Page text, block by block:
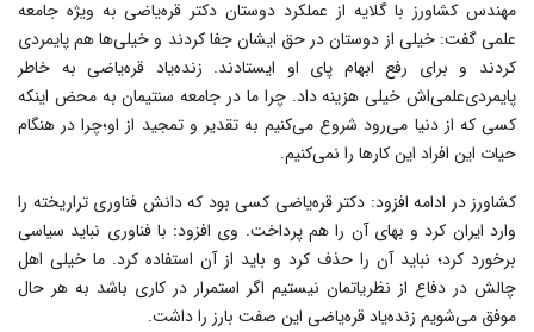
مهندس کشاورز با گلایه از عملکرد دوستان دکتر قره‌یاضی به ویژه جامعه
علمی گفت: خیلی از دوستان در حق ایشان جفا کردند و خیلی‌ها هم پایمردی
کردند و برای رفع ابهام پای او ایستادند. زنده‌یاد قره‌یاضی به خاطر
پایمردی‌علمی‌اش خیلی هزینه داد. چرا ما در جامعه سنتیمان به محض اینکه
کسی که از دنیا می‌رود شروع می‌کنیم به تقدیر و تمجید از او؛چرا در هنگام
حیات این افراد این کارها را نمی‌کنیم.
کشاورز در ادامه افزود: دکتر قره‌یاضی کسی بود که دانش فناوری تراریخته را
وارد ایران کرد و بهای آن را هم پرداخت. وی افزود: با فناوری نباید سیاسی
برخورد کرد؛ نباید آن را حذف کرد و باید از آن استفاده کرد. ما خیلی اهل
چالش در دفاع از نظریاتمان نیستیم اگر استمرار در کاری باشد به هر حال
موفق می‌شویم زنده‌یاد قره‌یاضی این صفت بارز را داشت.